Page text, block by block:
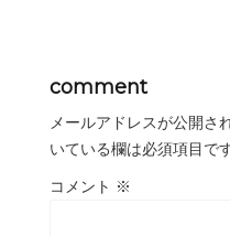
comment
メールアドレスが公開さ
いている欄は必須項目で
コメント ※